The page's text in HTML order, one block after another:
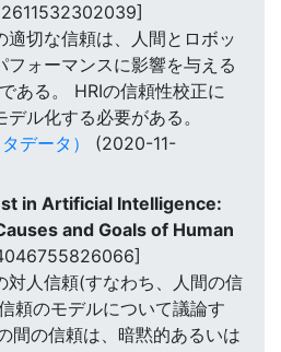
適切な信頼は、人間とロボッ
フォーマンスに影響を与える
ある。 HRIの信頼性校正に
ル化する必要がある。
データ）
(2020-11-
in Artificial Intelligence:
and Goals of Human
対人信頼(すなわち、人間の信
頼のモデルについて議論す
間の信頼は、暗黙的あるいは